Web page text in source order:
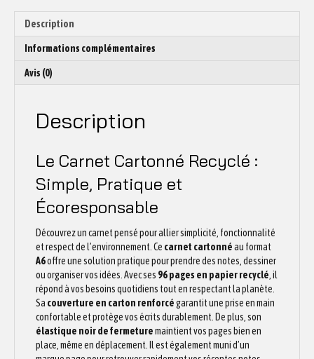
Description
Informations complémentaires
Avis (0)
Description
Le Carnet Cartonné Recyclé :
Simple, Pratique et
Écoresponsable
Découvrez un carnet pensé pour allier simplicité, fonctionnalité
et respect de l’environnement. Ce carnet cartonnéau format
A6offre une solution pratique pour prendre des notes, dessiner
ou organiser vos idées. Avec ses 96 pages en papier recyclé, il
répond à vos besoins quotidiens tout en respectant la planète.
Sa couverture en carton renforcégarantit une prise en main
confortable et protège vos écrits durablement. De plus, son
élastique noir de fermeturemaintient vos pages bien en
place, même en déplacement. Il est également muni d’un